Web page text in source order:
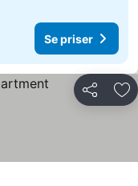
Se priser
Del